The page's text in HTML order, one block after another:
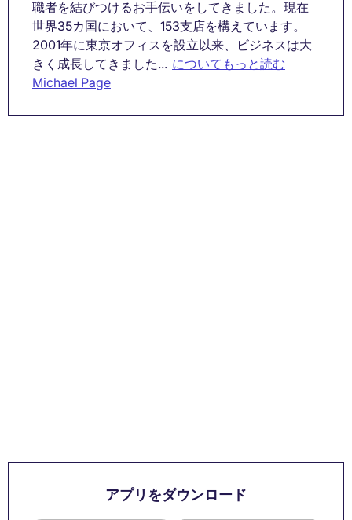
職者を結びつけるお手伝いをしてきました。現在
世界35カ国において、153支店を構えています。
2001年に東京オフィスを設立以来、ビジネスは大
きく成長してきました... についてもっと読む
Michael Page
アプリをダウンロード